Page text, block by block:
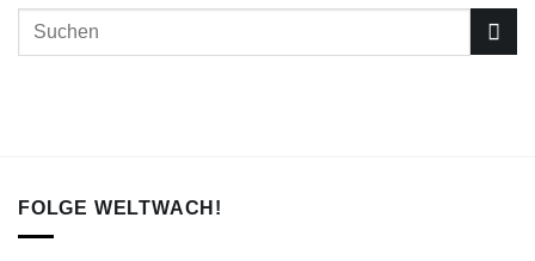
FOLGE WELTWACH!